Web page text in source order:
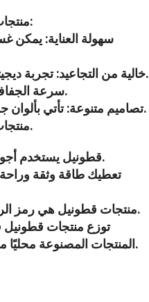
منتجات قطونيل القطنية الأفضل عالميًا:
– خالية من التجاعيد: تجربة ديجيتال ستخلصك من عناء التجاعيد.
– سرعة الجفاف: سهلة الغسل وتجف بسرعة.
– تصاميم متنوعة: تأتي بألوان جذابة ومتوفرة بمقاسات متعددة.
منتجات قطونيل: راحة تستحقها أسرتك.
قطونيل يستخدم أجود أنواع القطن في تصنيع منتجاته.
تعطيك طاقة وثقة
منتجات قطونيل هي رمز الراحة لجميع أفراد العائلة في مصر.
توزع منتجات قطونيل
المنتجات المصنوعة محليًا من القطن المصري الأفضل عالميًا.